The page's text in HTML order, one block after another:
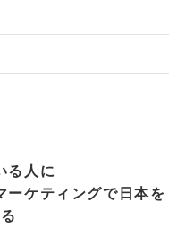
る人に
ーケティングで日本を